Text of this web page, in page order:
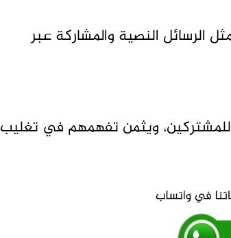
الرسائل النصية والمشاركة عبر
ويثمن تفهمهم في تغليب